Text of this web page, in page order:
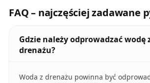
FAQ – najczęściej zadawane
Gdzie należy odprowadzać wodę
drenażu?
Woda z drenażu powinna być